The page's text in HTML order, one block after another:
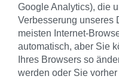
Google Analytics), die
Verbesserung unseres
meisten Internet-
automatisch, aber Sie
Ihres Browsers so
werden oder Sie